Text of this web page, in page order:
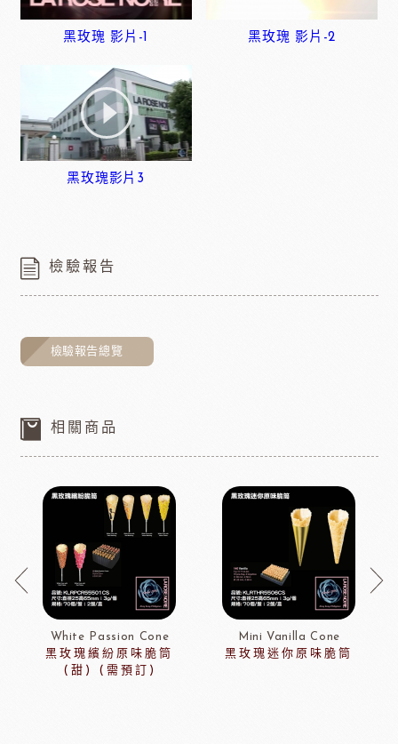
黑玫瑰 影片-1 黑玫瑰 影片-2
黑玫瑰影片3
檢驗報告
檢驗報告總覽
相關商品
White Passion Cone
黑玫瑰繽紛原味脆筒
(甜) (需預訂)
Mini Vanilla Cone
黑玫瑰迷你原味脆筒